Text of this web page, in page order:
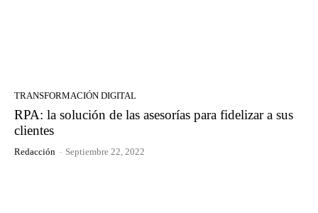
TRANSFORMACIÓN DIGITAL
RPA: la solución de las asesorías para fidelizar a sus
clientes
Redacción - Septiembre 22, 2022